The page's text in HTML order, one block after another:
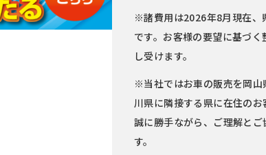
※諸費用は2026年8月現在、
です。お客様の要望に基づ
し受けます。
※当社ではお車の販売を岡山
川県に隣接する県に在住のお
誠に勝手ながら、ご理解と
す。